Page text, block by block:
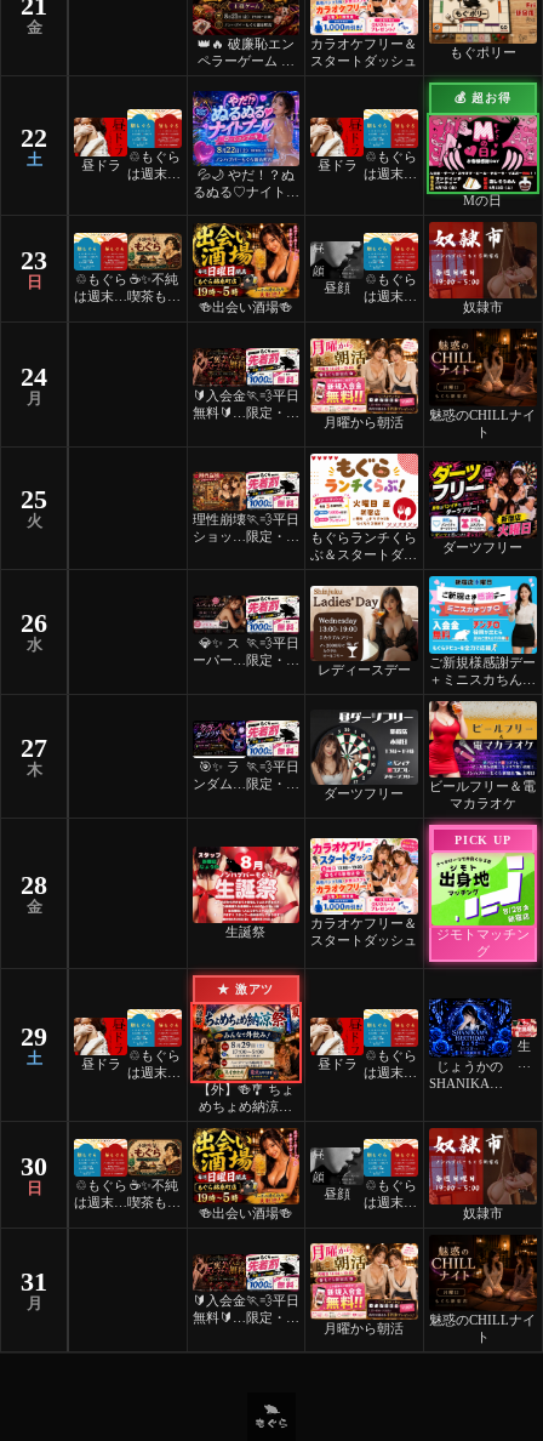
金
👑🔥 破廉恥エン
ペラーゲーム 🔥
👑
カラオケフリー＆
スタートダッシュ
もぐポリー
22
土 昼ドラ
♲もぐら
は週末祝
💦🌙 やだ！？ぬ
るぬる♡ナイトプ
昼ドラ
♲もぐら
は週末祝
💰 超お得
Mの日
23
日
♲もぐら
は週末祝
☕️✨不純
喫茶もぐ
🍻出会い酒場🍻
昼顔
♲もぐら
は週末祝
奴隷市
24
月
🔰入会金
無料🔰ご
ーツナイ
🏃💨平日
限定・先
月曜から朝活
魅惑のCHILLナイ
ト
25
火
理性崩壊
ショット
ー
🏃💨平日
限定・先
もぐらランチくら
ぶ＆スタートダッ
シュ
ダーツフリー
26
水
💎✨ ス
ーパーレ
デー ✨
🏃💨平日
限定・先
レディースデー
ご新規様感謝デー
＋ミニスカちんち
ろ
27
木
🎯✨ ラ
ンダムマ
ツフリー
🏃💨平日
限定・先
ダーツフリー
ビールフリー＆電
マカラオケ
28
金
生誕祭
カラオケフリー＆
スタートダッシュ
PICK UP
ジモトマッチン
グ
29
土 昼ドラ
♲もぐら
は週末祝
★ 激アツ
【外】🍻🎐 ちょ
めちょめ納涼祭
🎐🍻
昼ドラ
♲もぐら
は週末祝
じょうかの
SHANIKAMA
生
30
日
♲もぐら
は週末祝
☕️✨不純
喫茶もぐ
🍻出会い酒場🍻
昼顔
♲もぐら
は週末祝
奴隷市
31
月
🔰入会金
無料🔰ご
ーツナイ
🏃💨平日
限定・先
月曜から朝活
魅惑のCHILLナイ
ト